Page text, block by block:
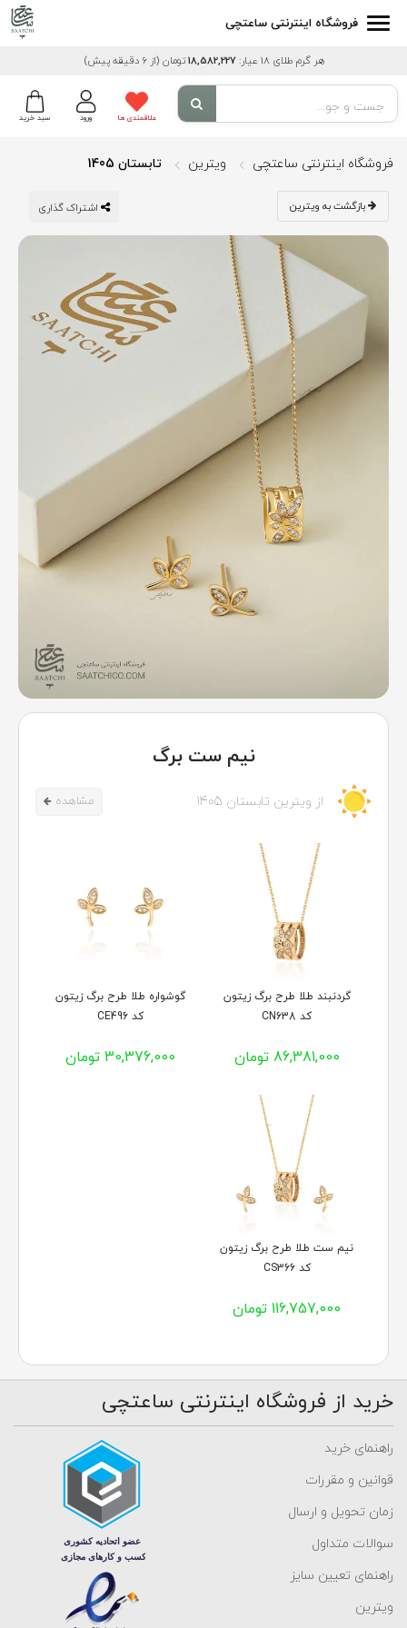
فروشگاه اینترنتی ساعتچی
هر گرم طلای 18 عیار: 18,582,227 تومان (از 6 دقیقه پیش)
سبد خرید ورود علاقمندی ها
فروشگاه اینترنتی ساعتچی ویترین تابستان 1405
بازگشت به ویترین
نیم ست برگ
از ویترین تابستان 1405 مشاهده
گردنبند طلا طرح برگ زیتون
کد CN638
86,381,000 تومان
گوشواره طلا طرح برگ زیتون
کد CE496
30,376,000 تومان
نیم ست طلا طرح برگ زیتون
کد CS366
116,757,000 تومان
خرید از فروشگاه اینترنتی ساعتچی
راهنمای خرید
قوانین و مقررات
زمان تحویل و ارسال
سوالات متداول
راهنمای تعیین سایز
ویترین